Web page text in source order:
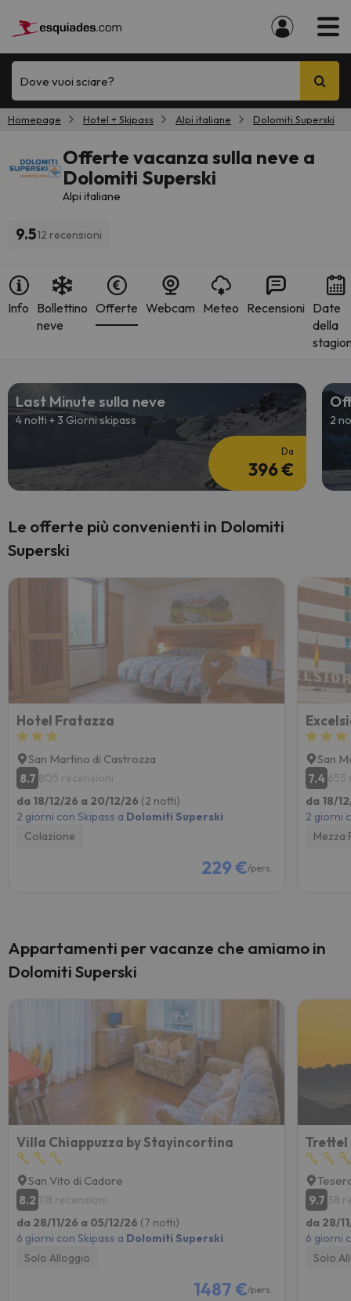
Dove vuoi sciare?
Homepage Hotel + Skipass Alpi italiane Dolomiti Superski
Offerte vacanza sulla neve a
Dolomiti Superski
Alpi italiane
9.512 recensioni
Info Bollettino
neve
Offerte Webcam Meteo Recensioni Date
della
Last Minute sulla neve
4 notti + 3 Giorni skipass
Da
396 €
2
Le offerte più convenienti in Dolomiti
Superski
Hotel Fratazza
San Martino di Castrozza
8.7 805 recensioni
da 18/12/26 a 20/12/26 (2 notti)
2 giorni con Skipass a Dolomiti Superski
Colazione
229 €/pers.
San
7.4 655
da 18/
2 giorni
Mezza
Appartamenti per vacanze che amiamo in
Dolomiti Superski
Villa Chiappuzza by Stayincortina
San Vito di Cadore
8.2 118 recensioni
da 28/11/26 a 05/12/26 (7 notti)
6 giorni con Skipass a Dolomiti Superski
Solo Alloggio
1487 €/pers.
9.7 38
da 28/
6 giorni
Solo